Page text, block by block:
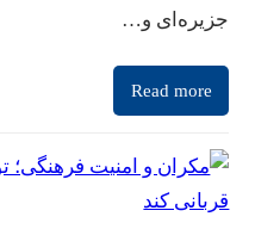
جزیره‌ای و…
Read more